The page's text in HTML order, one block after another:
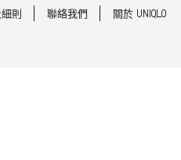
則 聯絡我們 關於 UNIQLO